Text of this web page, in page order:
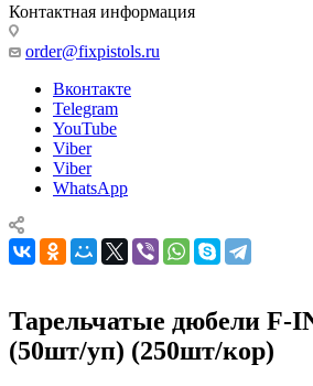
Контактная информация
order@fixpistols.ru
Вконтакте
Telegram
YouTube
Viber
Viber
WhatsApp
Тарельчатые дюбели F-
(50шт/уп) (250шт/кор)